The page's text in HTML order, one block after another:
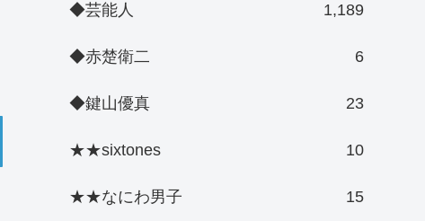
◆芸能人 1,189
◆赤楚衛二 6
◆鍵山優真 23
★★sixtones 10
★★なにわ男子 15